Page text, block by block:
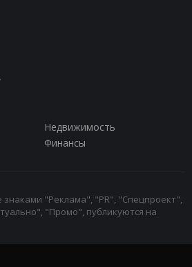
Недвижимость
Финансы
"Реклама", "PR", "Спецпроект",
"Промо", публикуются на